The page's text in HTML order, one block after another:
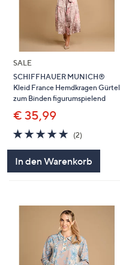
SALE
SCHIFFHAUER MUNICH®
Kleid France Hemdkragen Gürtel
zum Binden figurumspielend
€ 35,99
5.0
von
(2)
In den Warenkorb